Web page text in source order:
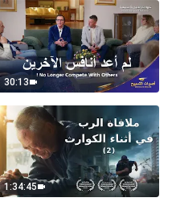
30:13
1:34:45